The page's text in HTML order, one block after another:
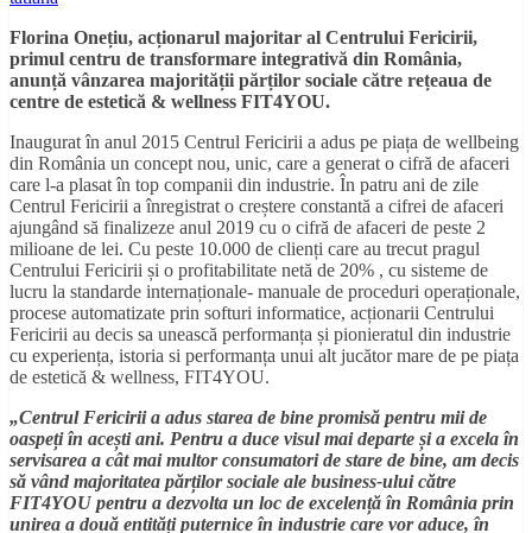
Florina Onețiu, acționarul majoritar al Centrului Fericirii,
primul centru de transformare integrativă din România,
anunță vânzarea majorității părților sociale către rețeaua de
centre de estetică & wellness FIT4YOU.
Inaugurat în anul 2015 Centrul Fericirii a adus pe piața de wellbeing
din România un concept nou, unic, care a generat o cifră de afaceri
care l-a plasat în top companii din industrie. În patru ani de zile
Centrul Fericirii a înregistrat o creștere constantă a cifrei de afaceri
ajungând să finalizeze anul 2019 cu o cifră de afaceri de peste 2
milioane de lei. Cu peste 10.000 de clienți care au trecut pragul
Centrului Fericirii și o profitabilitate netă de 20% , cu sisteme de
lucru la standarde internaționale- manuale de proceduri operaționale,
procese automatizate prin softuri informatice, acționarii Centrului
Fericirii au decis sa unească performanța și pionieratul din industrie
cu experiența, istoria si performanța unui alt jucător mare de pe piața
de estetică & wellness, FIT4YOU.
„Centrul Fericirii a adus starea de bine promisă pentru mii de
oaspeți în acești ani. Pentru a duce visul mai departe și a excela în
servisarea a cât mai multor consumatori de stare de bine, am decis
să vând majoritatea părților sociale ale business-ului către
FIT4YOU pentru a dezvolta un loc de excelență în România prin
unirea a două entități puternice în industrie care vor aduce, în